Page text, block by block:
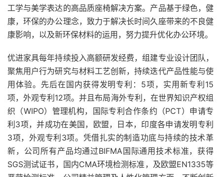
工学与美学表达的高品质座椅解决方案。产品基于绿色，健
康，环保的办公理念，致力于解决长时间久座带来的不良健
康影响，以及新环保材料的运用，努力提升优化办公环境。
优进家具每年持续投入高额研发经费，组建专业设计团队，
聚焦用户行为研究与材料工艺创新，持续迭代产品性能与使
用体验。先后在国内获得发明专利：5项，实用新专利15
项，外观专利12项。并且布局海外专利，在世界知识产权组
织（WIPO）管理机构，国际专利合作条约（PCT）申请专
利3项，并成功在美国，欧盟，日本，印度各申请发明专利
3项，外观专利3项。凭借扎实的制造功底与持续的技术革
新，公司所有产品均通过BIFMA国际通用技术标准，获得
SGS测试证书，国内CMA环境检测标准，及欧盟EN1335等